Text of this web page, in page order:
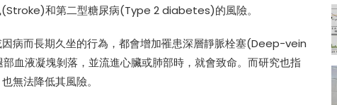
和第二型糖尿病(Type 2 diabetes)的風險。
病而長期久坐的行為，都會增加罹患深層靜脈栓塞(Deep-vein
血液凝塊剝落，並流進心臟或肺部時，就會致命。而研究也指
無法降低其風險。